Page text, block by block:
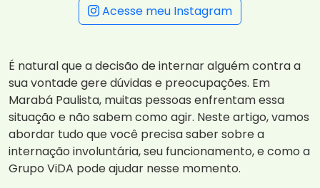
Acesse meu Instagram
É natural que a decisão de internar alguém contra a
sua vontade gere dúvidas e preocupações. Em
Marabá Paulista, muitas pessoas enfrentam essa
situação e não sabem como agir. Neste artigo, vamos
abordar tudo que você precisa saber sobre a
internação involuntária, seu funcionamento, e como a
Grupo ViDA pode ajudar nesse momento.